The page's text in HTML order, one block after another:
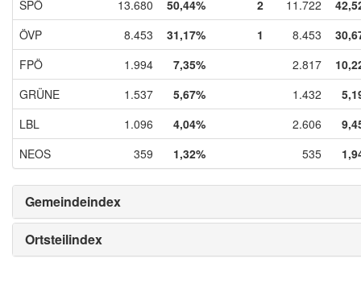
SPÖ 13.680 50,44% 2 11.722
ÖVP
8.453 31,17% 1 8.453
FPÖ
1.994 7,35% 2.817
GRÜNE
1.537 5,67% 1.432
LBL
1.096 4,04% 2.606
NEOS
359 1,32% 535
Gemeindeindex
Ortsteilindex